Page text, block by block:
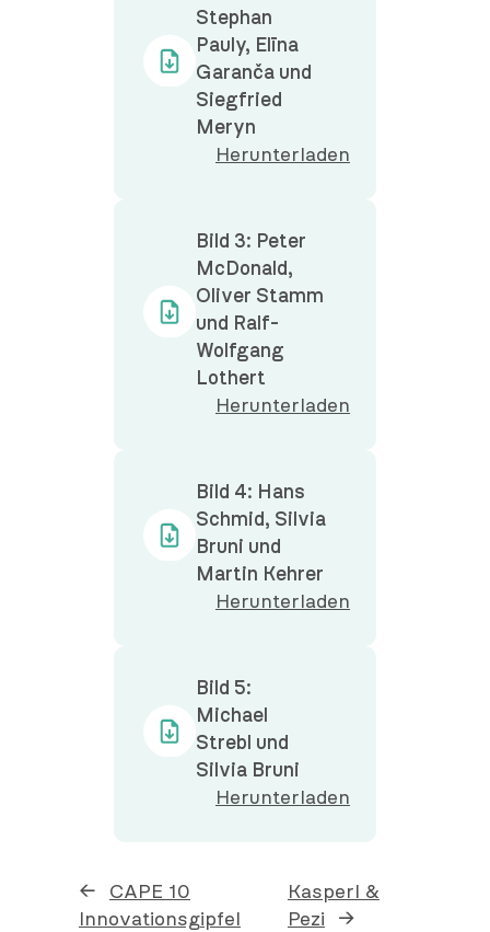
Stephan
Pauly, Elīna
Garanča und
Siegfried
Meryn
Herunterladen
Bild 3: Peter
McDonald,
Oliver Stamm
und Ralf-
Wolfgang
Lothert
Herunterladen
Bild 4: Hans
Schmid, Silvia
Bruni und
Martin Kehrer
Herunterladen
Bild 5:
Michael
Strebl und
Silvia Bruni
Herunterladen
←
CAPE 10
Innovationsgipfel
Kasperl &
Pezi
→